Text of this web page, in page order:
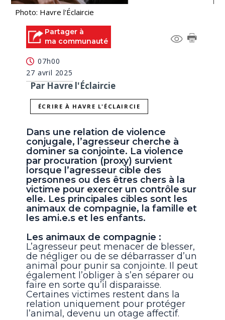
Photo: Havre l'Éclaircie
Partager à
ma communauté
07h00
27 avril 2025
Par Havre l'Éclaircie
ÉCRIRE À HAVRE L'ÉCLAIRCIE
Dans une relation de violence
conjugale, l’agresseur cherche à
dominer sa conjointe. La violence
par procuration (proxy) survient
lorsque l’agresseur cible des
personnes ou des êtres chers à la
victime pour exercer un contrôle sur
elle. Les principales cibles sont les
animaux de compagnie, la famille et
les ami.e.s et les enfants.
Les animaux de compagnie :
L’agresseur peut menacer de blesser,
de négliger ou de se débarrasser d’un
animal pour punir sa conjointe. Il peut
également l’obliger à s’en séparer ou
faire en sorte qu’il disparaisse.
Certaines victimes restent dans la
relation uniquement pour protéger
l’animal, devenu un otage affectif.